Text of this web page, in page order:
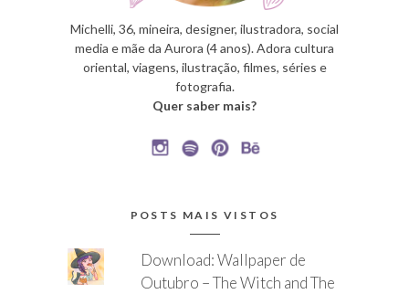
Michelli, 36, mineira, designer, ilustradora, social
media e mãe da Aurora (4 anos). Adora cultura
oriental, viagens, ilustração, filmes, séries e
fotografia.
Quer saber mais?
POSTS MAIS VISTOS
Download: Wallpaper de
Outubro – The Witch and The